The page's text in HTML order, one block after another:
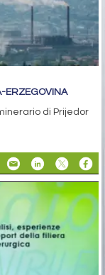
ERZEGOVINA
di Prijedor